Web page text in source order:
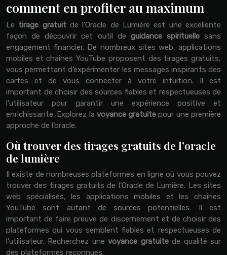
comment en profiter au maximum
Le tirage gratuitde l’Oracle de Lumière est une excellente
façon de découvrir cet outil de guidance spirituelle sans
engagement financier. De nombreux sites web, applications
mobiles et chaînes YouTube proposent des tirages gratuits,
vous permettant d’expérimenter les messages inspirants des
cartes et de vous connecter à votre intuition. Il est
important de choisir des sources fiables et respectueuses de
l’utilisateur pour garantir une expérience positive et
enrichissante. Explorez la voyance gratuitepour une première
approche de l’oracle.
Où trouver des tirages gratuits de l’oracle
de lumière
Il existe de nombreuses plateformes en ligne où vous pouvez
trouver des tirages gratuits de l’Oracle de Lumière. Les sites
web spécialisés, les applications mobiles et les chaînes
YouTube sont autant de sources potentielles. Il est
important de faire preuve de discernement et de choisir des
plateformes qui vous semblent fiables et respectueuses de
l’utilisateur. Recherchez unevoyance gratuitede qualité sur
des plateformes reconnues.